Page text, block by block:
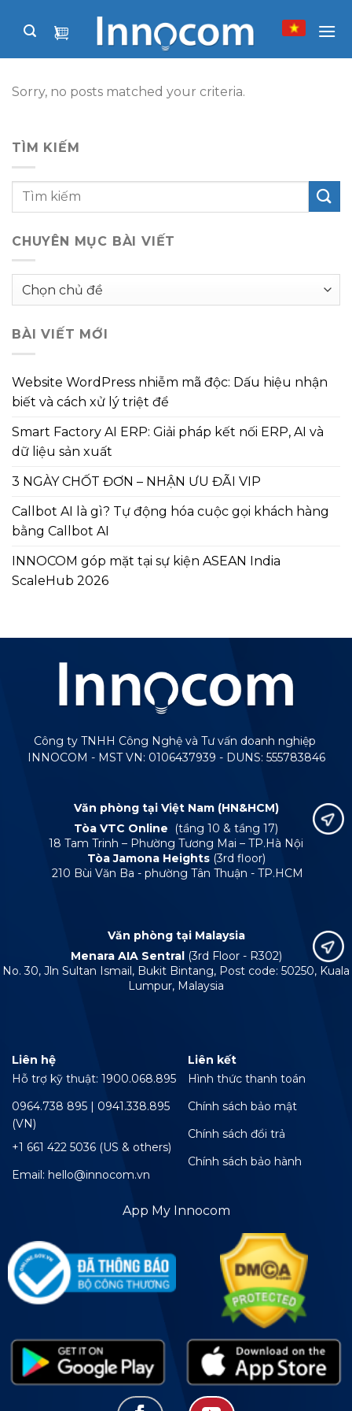
Sorry, no posts matched your criteria.
TÌM KIẾM
CHUYÊN MỤC BÀI VIẾT
Chuyên
viết
BÀI VIẾT MỚI
Website WordPress nhiễm mã độc: Dấu hiệu nhận
biết và cách xử lý triệt để
Smart Factory AI ERP: Giải pháp kết nối ERP, AI và
dữ liệu sản xuất
3 NGÀY CHỐT ĐƠN – NHẬN ƯU ĐÃI VIP
Callbot AI là gì? Tự động hóa cuộc gọi khách hàng
bằng Callbot AI
INNOCOM góp mặt tại sự kiện ASEAN India
ScaleHub 2026
Công ty TNHH Công Nghệ và Tư vấn doanh nghiệp
INNOCOM - MST VN: 0106437939 - DUNS: 555783846
Văn phòng tại Việt Nam (HN&HCM)
Tòa VTC Online
(tầng 10 & tầng 17)
18 Tam Trinh – Phường Tương Mai – TP.Hà Nội
Tòa Jamona Heights (3rd floor)
210 Bùi Văn Ba - phường Tân Thuận - TP.HCM
Văn phòng tại Malaysia
Menara AIA Sentral (3rd Floor - R302)
No. 30, Jln Sultan Ismail, Bukit Bintang, Post code: 50250, Kuala
Lumpur, Malaysia
Liên hệ
Hỗ trợ kỹ thuật: 1900.068.895
0964.738 895 | 0941.338.895
(VN)
+1 661 422 5036 (US & others)
Email: hello@innocom.vn
Liên kết
Hình thức thanh toán
Chính sách bảo mật
Chính sách đổi trả
Chính sách bảo hành
App My Innocom